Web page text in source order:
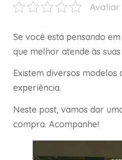
Se você está pensando
que melhor atende às
Existem diversos modelos
experiência.
Neste post, vamos dar
compra. Acompanhe!